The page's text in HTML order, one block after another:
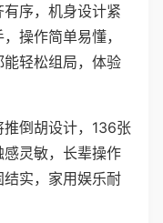
序，机身设计紧
操作简单易懂，
轻松组局，体验
倒胡设计，136张
灵敏，长辈操作
实，家用娱乐耐